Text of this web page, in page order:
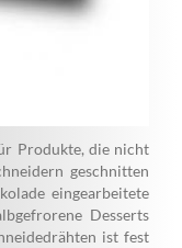
Produkte, die nicht
geschnitten
eingearbeitete
Desserts
ist fest